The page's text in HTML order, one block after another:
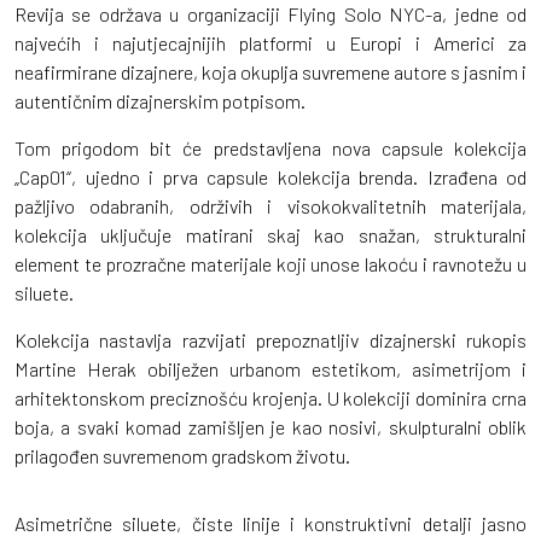
Revija se održava u organizaciji Flying Solo NYC-a, jedne od
najvećih i najutjecajnijih platformi u Europi i Americi za
neafirmirane dizajnere, koja okuplja suvremene autore s jasnim i
autentičnim dizajnerskim potpisom.
Tom prigodom bit će predstavljena nova capsule kolekcija
„Cap01“, ujedno i prva capsule kolekcija brenda. Izrađena od
pažljivo odabranih, održivih i visokokvalitetnih materijala,
kolekcija uključuje matirani skaj kao snažan, strukturalni
element te prozračne materijale koji unose lakoću i ravnotežu u
siluete.
Kolekcija nastavlja razvijati prepoznatljiv dizajnerski rukopis
Martine Herak obilježen urbanom estetikom, asimetrijom i
arhitektonskom preciznošću krojenja. U kolekciji dominira crna
boja, a svaki komad zamišljen je kao nosivi, skulpturalni oblik
prilagođen suvremenom gradskom životu.
Asimetrične siluete, čiste linije i konstruktivni detalji jasno